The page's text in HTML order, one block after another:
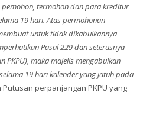
pemohon, termohon dan para kreditur
19 hari. Atas permohonan
untuk tidak dikabulkannya
Pasal 229 dan seterusnya
PKPU), maka majelis mengabulkan
19 hari kalender yang jatuh pada
perpanjangan PKPU yang